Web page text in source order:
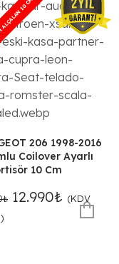
206 1998-2016
Coilover Ayarlı
10 Cm
₺ Orijinal
12.990₺ Şu
andaki
(KDV